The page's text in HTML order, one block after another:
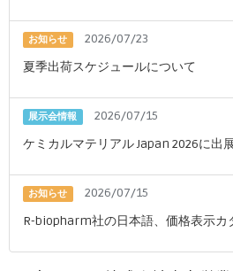
お知らせ
2026/07/23
夏季出荷スケジュールについて
展示会情報
2026/07/15
ケミカルマテリアル Japan 2026に出
お知らせ
2026/07/15
R-biopharm社の日本語、価格表示カ